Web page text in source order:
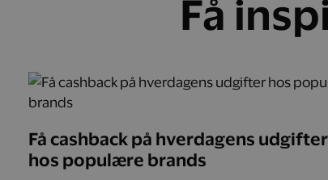
Få
Få cashback på hverdagens udgifter
hos populære brands